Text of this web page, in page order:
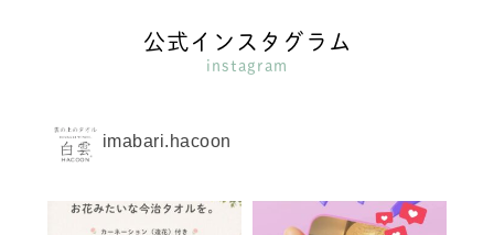
公式インスタグラム
instagram
imabari.hacoon